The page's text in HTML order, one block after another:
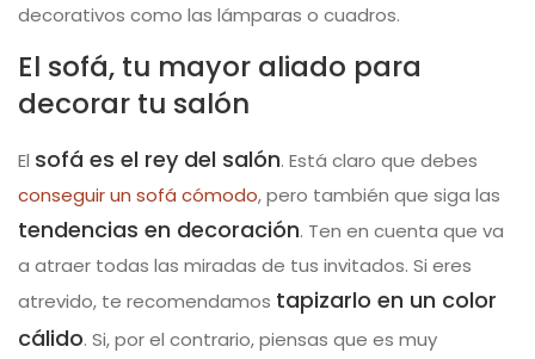
decorativos como las lámparas o cuadros.
El sofá, tu mayor aliado para
decorar tu salón
El sofá es el rey del salón. Está claro que debes
conseguir un sofá cómodo, pero también que siga las
tendencias en decoración. Ten en cuenta que va
a atraer todas las miradas de tus invitados. Si eres
atrevido, te recomendamos tapizarlo en un color
cálido. Si, por el contrario, piensas que es muy